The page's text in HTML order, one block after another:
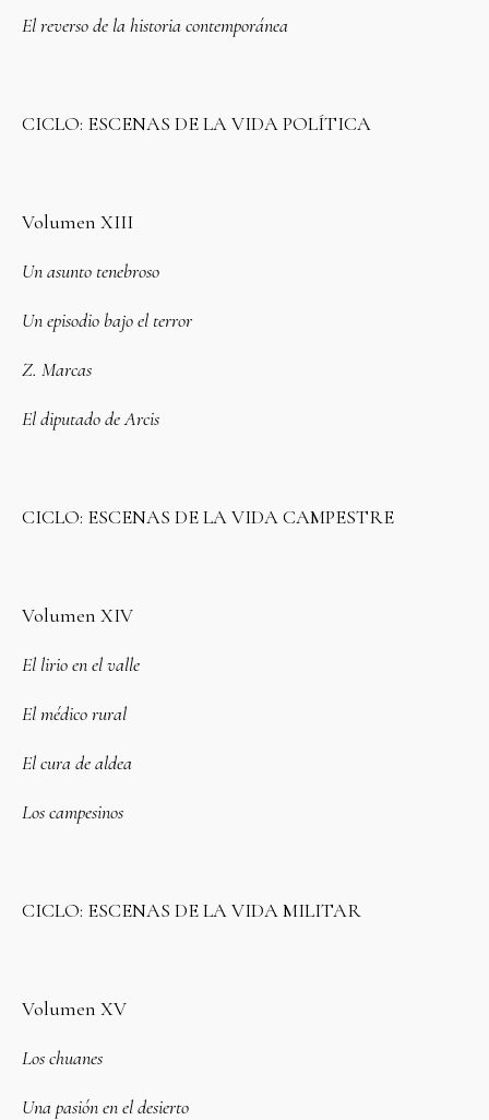
El reverso de la historia contemporánea
CICLO: ESCENAS DE LA VIDA POLÍTICA
Volumen XIII
Un asunto tenebroso
Un episodio bajo el terror
Z. Marcas
El diputado de Arcis
CICLO: ESCENAS DE LA VIDA CAMPESTRE
Volumen XIV
El lirio en el valle
El médico rural
El cura de aldea
Los campesinos
CICLO: ESCENAS DE LA VIDA MILITAR
Volumen XV
Los chuanes
Una pasión en el desierto